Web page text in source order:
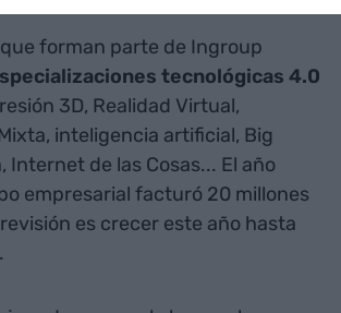
forman parte de Ingroup
tecnológicas 4.0
3D, Realidad Virtual,
inteligencia artificial, Big
Internet de las Cosas... El año
empresarial facturó 20 millones
es crecer este año hasta